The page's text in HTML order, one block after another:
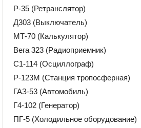
Р-35 (Ретранслятор)
Д303 (Выключатель)
МТ-70 (Калькулятор)
Вега 323 (Радиоприемник)
С1-114 (Осциллограф)
Р-123М (Станция тропосферная)
ГАЗ-53 (Автомобиль)
Г4-102 (Генератор)
ПГ-5 (Холодильное оборудование)